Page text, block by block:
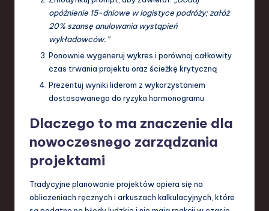
opóźnienie 15-dniowe w logistyce podróży; załóż
20% szansę anulowania wystąpień
wykładowców.”
Ponownie wygeneruj wykres i porównaj całkowity
czas trwania projektu oraz ścieżkę krytyczną
Prezentuj wyniki liderom z wykorzystaniem
dostosowanego do ryzyka harmonogramu
Dlaczego to ma znaczenie dla
nowoczesnego zarządzania
projektami
Tradycyjne planowanie projektów opiera się na
obliczeniach ręcznych i arkuszach kalkulacyjnych, które